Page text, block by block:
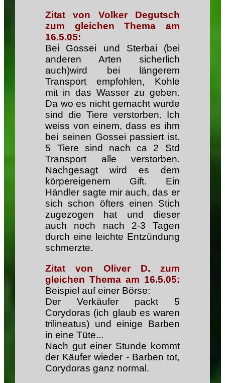
Zitat von Volker Degutsch
zum gleichen Thema am
16.5.05:
Bei Gossei und Sterbai (bei
anderen Arten sicherlich
auch)wird bei längerem
Transport empfohlen, Kohle
mit in das Wasser zu geben.
Da wo es nicht gemacht wurde
sind die Tiere verstorben. Ich
weiss von einem, dass es ihm
bei seinen Gossei passiert ist.
5 Tiere sind nach ca 2 Std
Transport alle verstorben.
Nachgesagt wird es dem
körpereigenem Gift. Ein
Händler sagte mir auch, das er
sich schon öfters einen Stich
zugezogen hat und dieser
auch noch nach 2-3 Tagen
durch eine leichte Entzündung
schmerzte.
Zitat von Oliver D. zum
gleichen Thema am 16.5.05:
Beispiel auf einer Börse:
Der Verkäufer packt 5
Corydoras (ich glaub es waren
trilineatus) und einige Barben
in eine Tüte...
Nach gut einer Stunde kommt
der Käufer wieder - Barben tot,
Corydoras ganz normal.